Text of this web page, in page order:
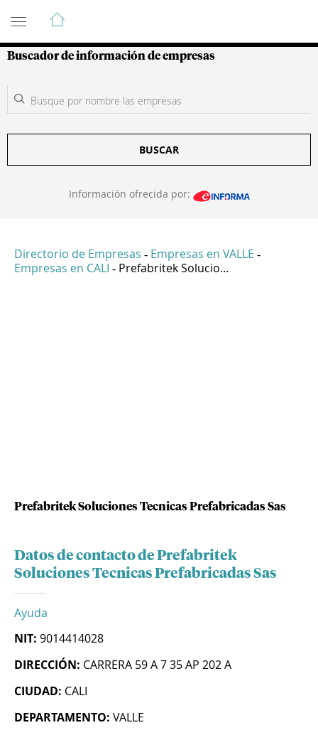
Guía de Empresas Colombianas
Buscador de información de empresas
BUSCAR
Información ofrecida por:
Directorio de Empresas - Empresas en VALLE -
Empresas en CALI - Prefabritek Solucio...
Prefabritek Soluciones Tecnicas Prefabricadas Sas
Datos de contacto de Prefabritek
Soluciones Tecnicas Prefabricadas Sas
Ayuda
NIT: 9014414028
DIRECCIÓN: CARRERA 59 A 7 35 AP 202 A
CIUDAD: CALI
DEPARTAMENTO: VALLE